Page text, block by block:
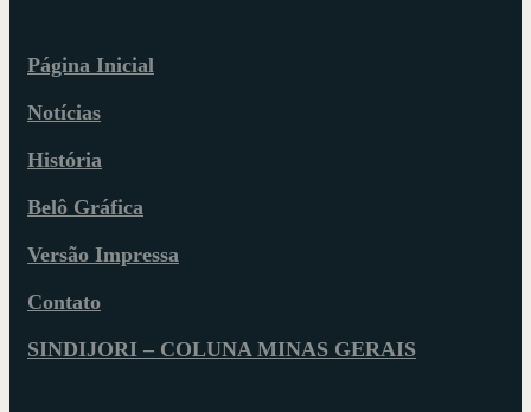
Página Inicial
Notícias
História
Belô Gráfica
Versão Impressa
Contato
SINDIJORI – COLUNA MINAS GERAIS